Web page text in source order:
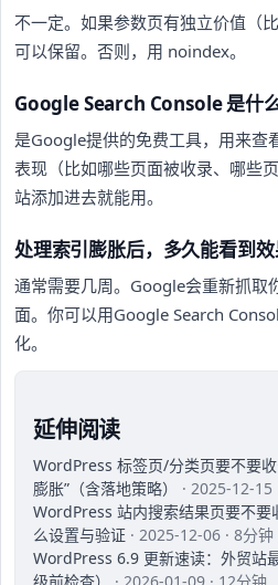
不一定。如果参数页有独立价值（
可以保留。否则，用 noindex。
Google Search Console 是什
是Google提供的免费工具，用来查
表现（比如哪些页面被收录、哪些
站添加进去就能用。
处理索引膨胀后，多久能看到效
通常需要几周。Google会重新抓取
面。你可以用Google Search
化。
延伸阅读
WordPress 标签页/分类页要不要
膨胀”（含落地策略）
· 2025-12-15
WordPress 站内搜索结果页要不
么设置与验证 · 2025-12-06 · 8分钟
WordPress 6.9 更新速读：外贸站